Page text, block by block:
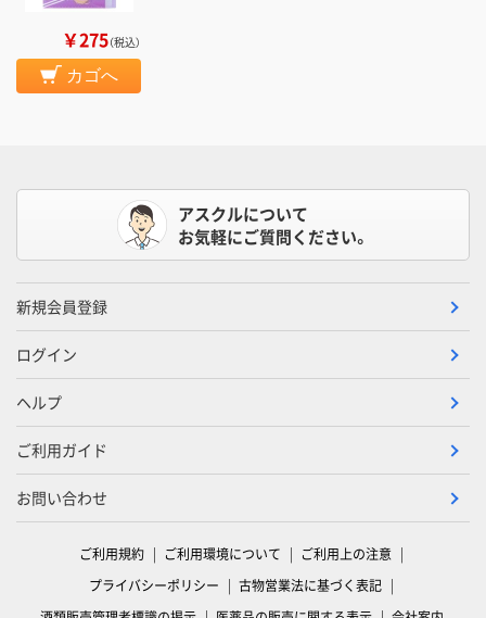
￥275（税込）
カゴへ
アスクルについて
お気軽にご質問ください。
新規会員登録
ログイン
ヘルプ
ご利用ガイド
お問い合わせ
ご利用規約 ご利用環境について
ご利用上の注意
プライバシーポリシー
古物営業法に基づく表記